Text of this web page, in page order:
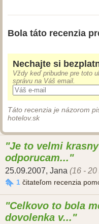
Bola táto recenzia
Nechajte si
Vždy keď pribudne pre toto
správu na Váš email.
Táto recenzia je názorom
hotelov.sk
Je to velmi
odporucam...
25.09.2007, Jana (16 - 20
1 čitateľom recenzia
Celkovo to bola
dovolenka v...